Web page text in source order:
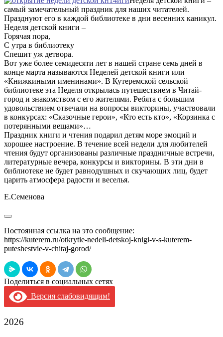
самый замечательный праздник для наших читателей.
Празднуют его в каждой библиотеке в дни весенних каникул.
Неделя детской книги –
Горячая пора,
С утра в библиотеку
Спешит уж детвора.
Вот уже более семидесяти лет в нашей стране семь дней в
конце марта называются Неделей детской книги или
«Книжкиными именинами». В Кутеремской сельской
библиотеке эта Неделя открылась путешествием в Читай-
город и знакомством с его жителями. Ребята с большим
удовольствием отвечали на вопросы викторины, участвовали
в конкурсах: «Сказочные герои», «Кто есть кто», «Корзинка с
потерянными вещами»…
Праздник книги и чтения подарил детям море эмоций и
хорошее настроение. В течение всей недели для любителей
чтения будут организованы различные праздничные встречи,
литературные вечера, конкурсы и викторины. В эти дни в
библиотеке не будет равнодушных и скучающих лиц, будет
царить атмосфера радости и веселья.
Е.Семенова
Постоянная ссылка на это сообщение:
https://kuterem.ru/otkrytie-nedeli-detskoj-knigi-v-s-kuterem-
puteshestvie-v-chitaj-gorod/
Поделиться в социальных сетях
Версия слабовидящим!
2026